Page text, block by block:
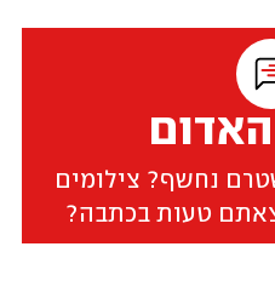
נחשף? צילומים
טעות בכתבה?